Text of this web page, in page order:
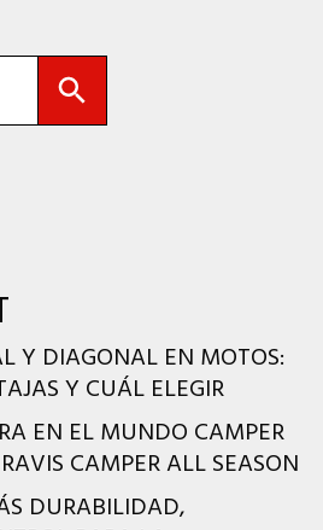
Y DIAGONAL EN MOTOS:
Y CUÁL ELEGIR
EN EL MUNDO CAMPER
CAMPER ALL SEASON
DURABILIDAD,